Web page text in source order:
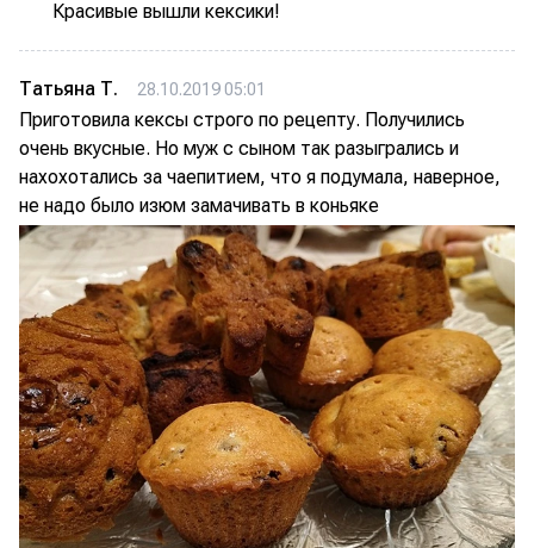
Красивые вышли кексики!
Татьяна Т. 28.10.2019 05:01
Приготовила кексы строго по рецепту. Получились
очень вкусные. Но муж с сыном так разыгрались и
нахохотались за чаепитием, что я подумала, наверное,
не надо было изюм замачивать в коньяке